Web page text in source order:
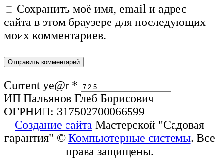
Сохранить моё имя, email и адрес
сайта в этом браузере для последующих
моих комментариев.
Current ye@r *
ИП Пальянов Глеб Борисович
ОГРНИП: 317502700066599
Создание сайта Мастерской "Садовая
гарантия" © Компьютерные системы. Все
права защищены.